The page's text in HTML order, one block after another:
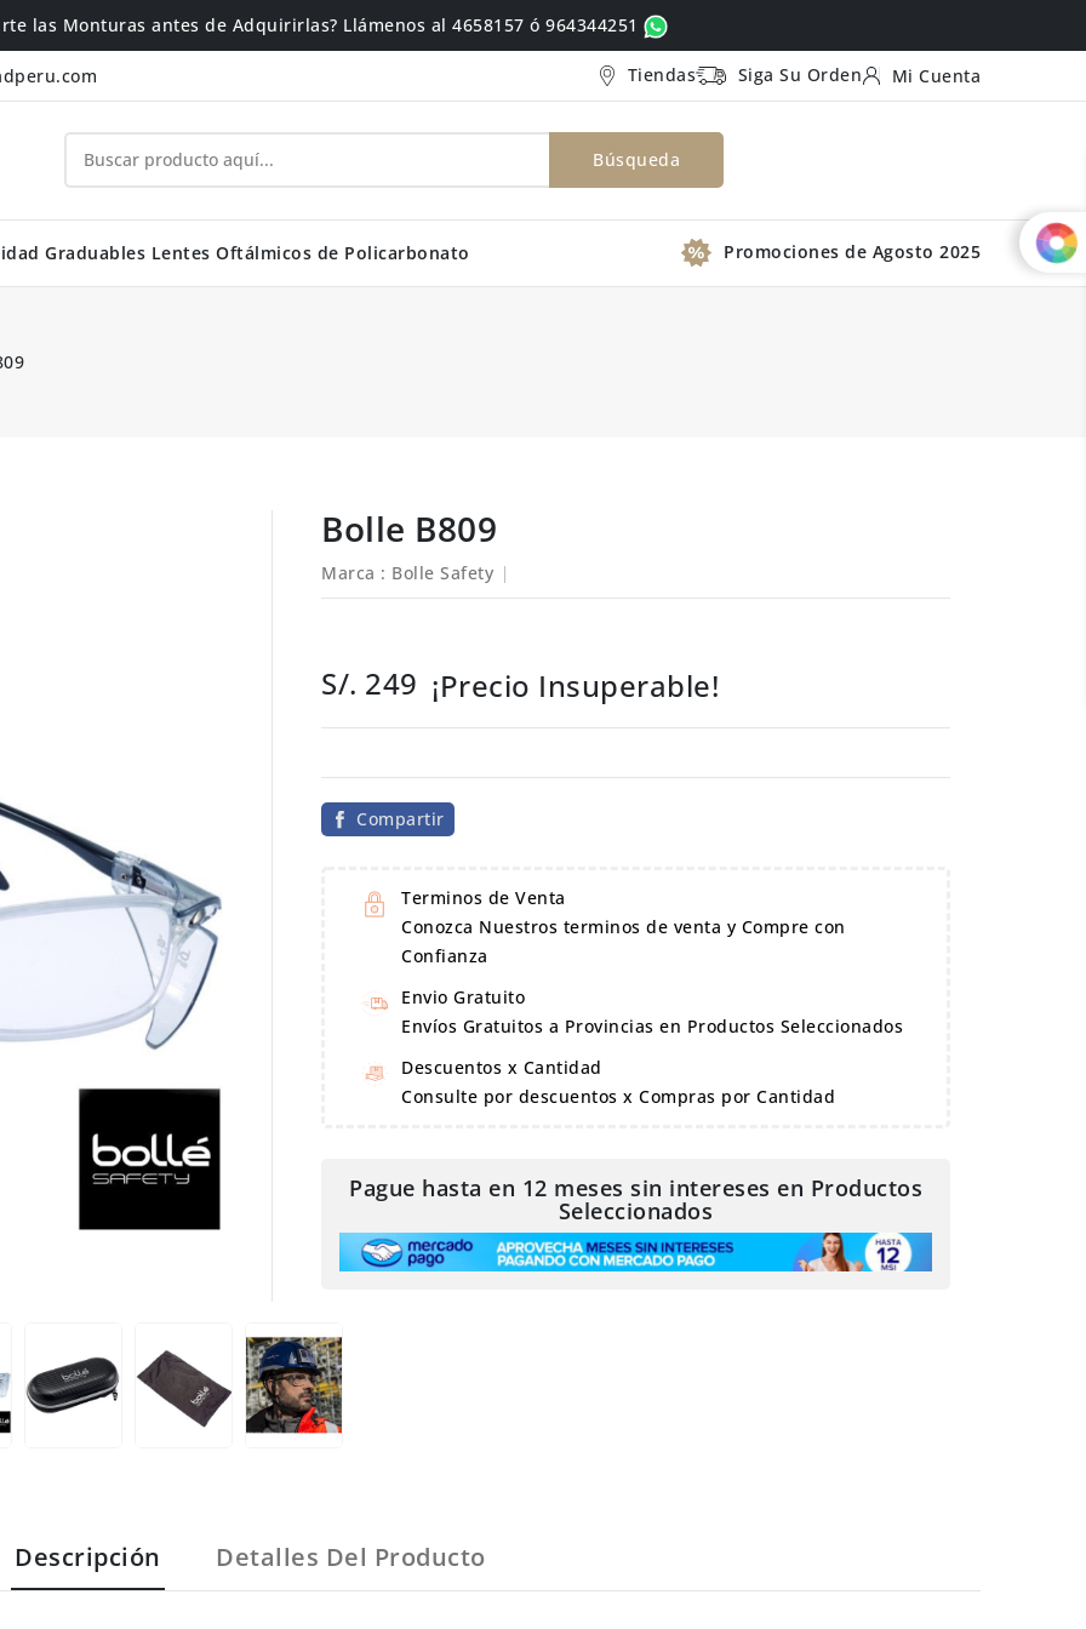
las Monturas antes de Adquirirlas? Llámenos al 4658157 ó 964344251
Tiendas Siga Su Orden Mi Cuenta
Búsqueda
Graduables Lentes Oftálmicos de Policarbonato Promociones de Agosto 2025
Bolle B809
Marca : Bolle Safety
S/. 249 ¡Precio Insuperable!
Compartir
Terminos de Venta
Conozca Nuestros terminos de venta y Compre con
Confianza
Envio Gratuito
Envíos Gratuitos a Provincias en Productos Seleccionados
Descuentos x Cantidad
Consulte por descuentos x Compras por Cantidad
Pague hasta en 12 meses sin intereses en Productos
Seleccionados
Descripción Detalles Del Producto